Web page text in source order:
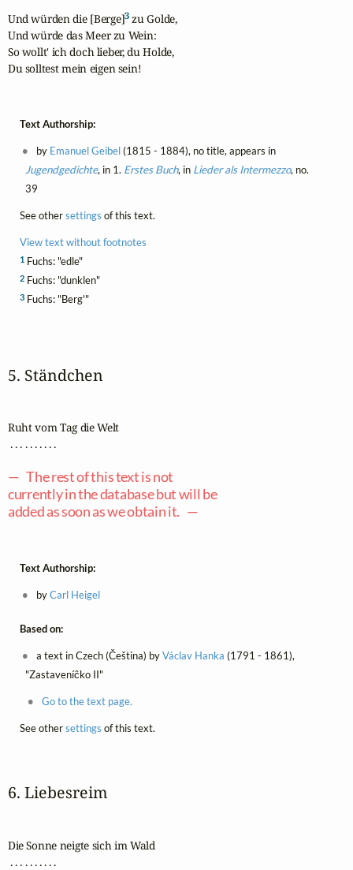
Und würden die [Berge]3 zu Golde,
Und würde das Meer zu Wein:
So wollt' ich doch lieber, du Holde,
Du solltest mein eigen sein!
Text Authorship:
by Emanuel Geibel(1815 - 1884), no title, appears in
Jugendgedichte, in 1. Erstes Buch, in Lieder als Intermezzo, no.
39
See othersettings of this text.
View text without footnotes
1Fuchs: "edle"
2Fuchs: "dunklen"
3Fuchs: "Berg'"
5. Ständchen
Ruht vom Tag die Welt
. . . . . . . . . .
— The rest of this text is not
currently in the database but will be
added as soon as we obtain it. —
Text Authorship:
byCarl Heigel
Based on:
a text in Czech (Čeština) byVáclav Hanka (1791 - 1861),
"Zastaveníĉko II"
Go to the text page.
See othersettings of this text.
6. Liebesreim
Die Sonne neigte sich im Wald
. . . . . . . . . .